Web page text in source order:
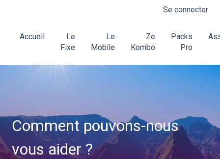
Se connecter
Accueil
Le
Fixe
Le
Mobile
Ze
Kombo
Packs
Pro
Comment pouvons-nous
vous aider ?